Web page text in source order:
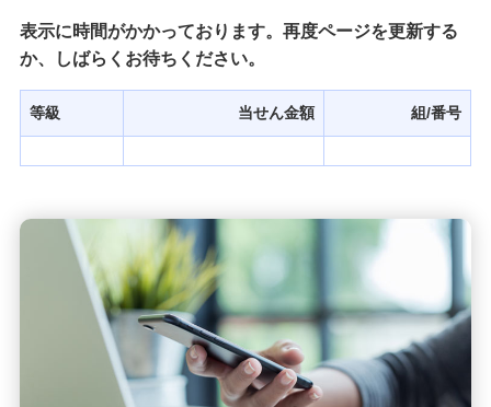
初めての方へ
みずほ銀行店舗・ATM
発売スケジュール
みずほ銀行について
表示に時間がかかっております。再度ページを更新する
か、しばらくお待ちください。
等級 当せん金額 組/番号